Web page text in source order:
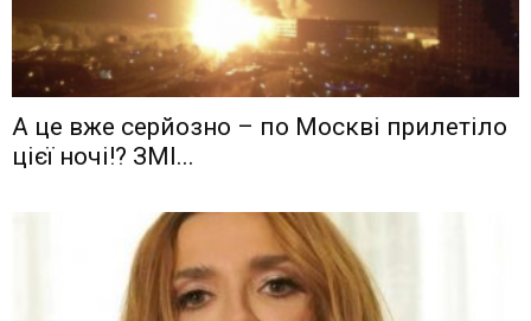
А це вже серйозно – по Москві прилетіло
цієї ночі!? ЗМІ...